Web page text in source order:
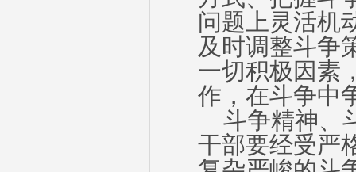
问题上灵活机
及时调整斗争
一切积极因素
作，在斗争中
斗争精神、
干部要经受严